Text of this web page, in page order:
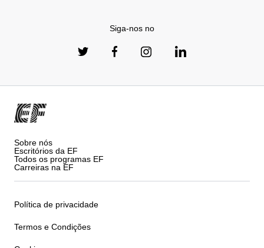
Siga-nos no
Sobre nós
Escritórios da EF
Todos os programas EF
Carreiras na EF
Política de privacidade
Termos e Condições